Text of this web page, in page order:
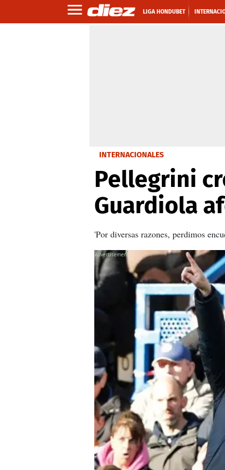
LIGA HONDUBET
INTERNACIONALES
Pellegrini
Guardiola
'Por diversas razones, perdimos
X